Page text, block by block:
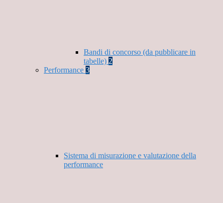
Bandi di concorso (da pubblicare in
tabelle) 2
Performance 3
Sistema di misurazione e valutazione della
performance